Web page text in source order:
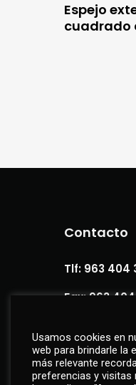
Espejo
cuadrado
Contacto
Tlf: 963 404
Fax: 963
Usamos cookies en
web para brindarle la
más relevante
preferencias y visitas